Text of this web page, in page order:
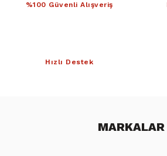
%100 Güvenli Alışveriş
Hızlı Destek
MARKALAR